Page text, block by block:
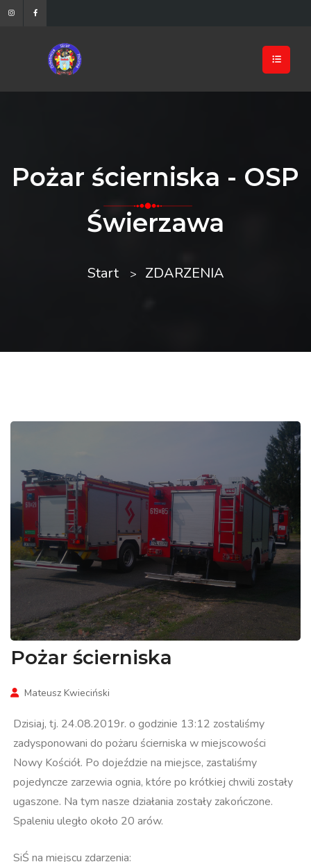
Pożar ścierniska - OSP
Świerzawa
Start ZDARZENIA
Pożar ścierniska
Mateusz Kwieciński
Dzisiaj, tj. 24.08.2019r. o godzinie 13:12 zostaliśmy
zadysponowani do pożaru ścierniska w miejscowości
Nowy Kościół. Po dojeździe na miejsce, zastaliśmy
pojedyncze zarzewia ognia, które po krótkiej chwili zostały
ugaszone. Na tym nasze działania zostały zakończone.
Spaleniu uległo około 20 arów.
SiŚ na miejscu zdarzenia: